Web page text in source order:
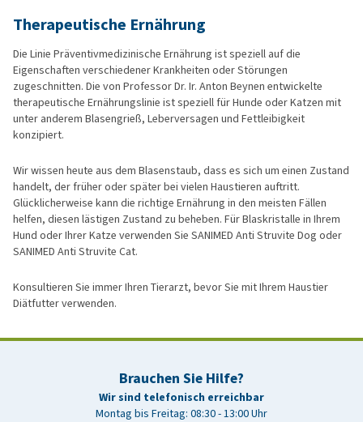
Therapeutische Ernährung
Die Linie Präventivmedizinische Ernährung ist speziell auf die
Eigenschaften verschiedener Krankheiten oder Störungen
zugeschnitten. Die von Professor Dr. Ir. Anton Beynen entwickelte
therapeutische Ernährungslinie ist speziell für Hunde oder Katzen mit
unter anderem Blasengrieß, Leberversagen und Fettleibigkeit
konzipiert.
Wir wissen heute aus dem Blasenstaub, dass es sich um einen Zustand
handelt, der früher oder später bei vielen Haustieren auftritt.
Glücklicherweise kann die richtige Ernährung in den meisten Fällen
helfen, diesen lästigen Zustand zu beheben. Für Blaskristalle in Ihrem
Hund oder Ihrer Katze verwenden Sie SANIMED Anti Struvite Dog oder
SANIMED Anti Struvite Cat.
Konsultieren Sie immer Ihren Tierarzt, bevor Sie mit Ihrem Haustier
Diätfutter verwenden.
Brauchen Sie Hilfe?
Wir sind telefonisch erreichbar
Montag bis Freitag: 08:30 - 13:00 Uhr